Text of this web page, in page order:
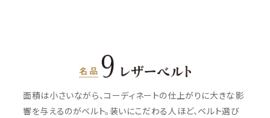
面積は小さいながら、コーディネートの仕上がりに大きな影
響を与えるのがベルト。装いにこだわる人ほど、ベルト選び